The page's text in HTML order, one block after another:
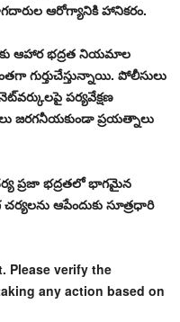
ఆరోగ్యానికి హానికరం.
ఆహార భద్రత నియమాల
గుర్తుచేస్తున్నాయి. పోలీసులు
పర్యవేక్షణ
జరగనీయకుండా ప్రయత్నాలు
ప్రజా భద్రతలో భాగమైన
ఆపేందుకు సూత్రధారి
Please verify the
any action based on